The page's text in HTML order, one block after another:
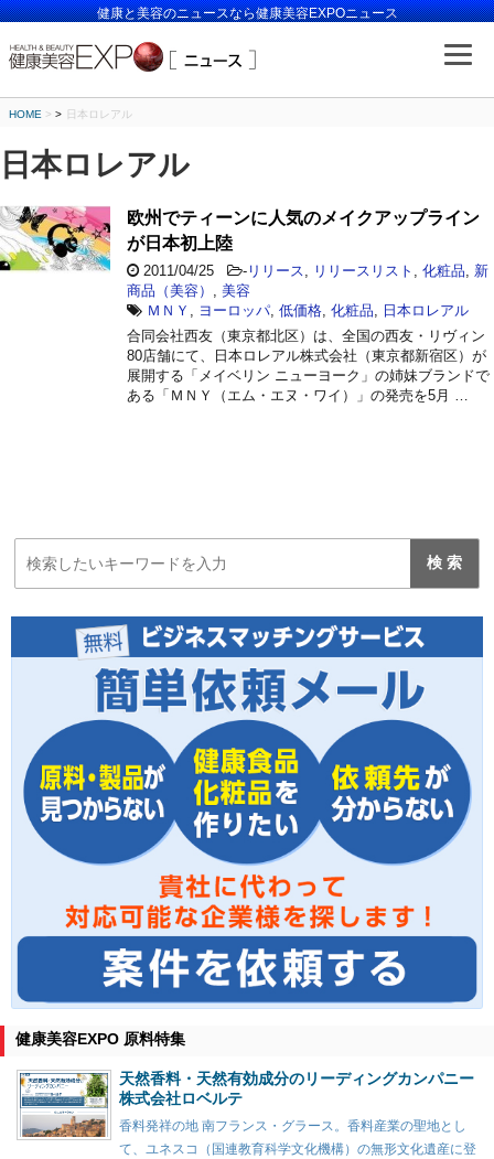
健康と美容のニュースなら健康美容EXPOニュース
HOME > 日本ロレアル
日本ロレアル
欧州でティーンに人気のメイクアップライン
が日本初上陸
2011/04/25 - リリース リリースリスト 化粧品
新
商品（美容）
美容
ＭＮＹ
ヨーロッパ 低価格 化粧品
日本ロレアル
合同会社西友（東京都北区）は、全国の西友・リヴィン
80店舗にて、日本ロレアル株式会社（東京都新宿区）が
展開する「メイベリン ニューヨーク」の姉妹ブランドで
ある「ＭＮＹ（エム・エヌ・ワイ）」の発売を5月 …
健康美容EXPO 原料特集
天然香料・天然有効成分のリーディングカンパニー
株式会社ロベルテ
香料発祥の地 南フランス・グラース。香料産業の聖地とし
て、ユネスコ（国連教育科学文化機構）の無形文化遺産に登